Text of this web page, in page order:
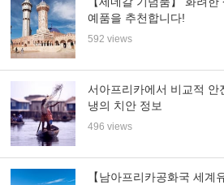
예품을 추천합니다!
592 views
서아프리카에서 비교적 안
냉의 치안 정보
496 views
【남아프리카공화국 세계